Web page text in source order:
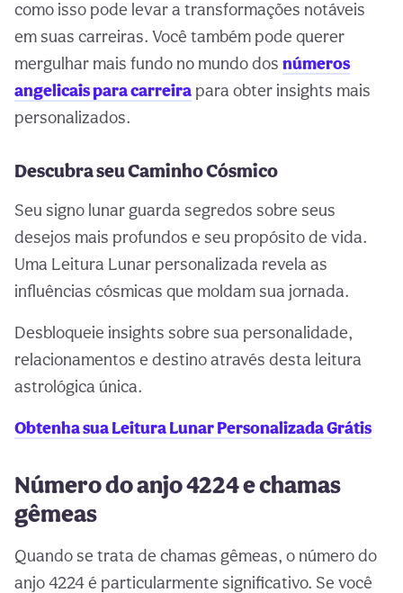
como isso pode levar a transformações notáveis
em suas carreiras. Você também pode querer
mergulhar mais fundo no mundo dos números
angelicais para carreira para obter insights mais
personalizados.
Descubra seu Caminho Cósmico
Seu signo lunar guarda segredos sobre seus
desejos mais profundos e seu propósito de vida.
Uma Leitura Lunar personalizada revela as
influências cósmicas que moldam sua jornada.
Desbloqueie insights sobre sua personalidade,
relacionamentos e destino através desta leitura
astrológica única.
Obtenha sua Leitura Lunar Personalizada Grátis
Número do anjo 4224 e chamas
gêmeas
Quando se trata de chamas gêmeas, o número do
anjo 4224 é particularmente significativo. Se você